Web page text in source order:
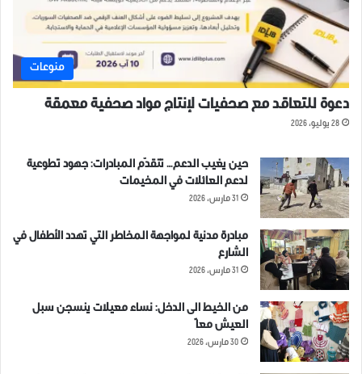
منوعات
دعوة للتعاقد مع صحفيات لإنتاج مواد صحفية معمقة
28 يوليو، 2026
حين يغيب الدعم… تتقدّم المبادرات: جهود تطوعية
لدعم العائلات في المخيمات
31 مارس، 2026
مبادرة مدنية لمواجهة المخاطر التي تهدد الأطفال في
الشارع
31 مارس، 2026
من الخيط الى الدخل: نساء معيلات ينسجن سبل
العيش معاً
30 مارس، 2026